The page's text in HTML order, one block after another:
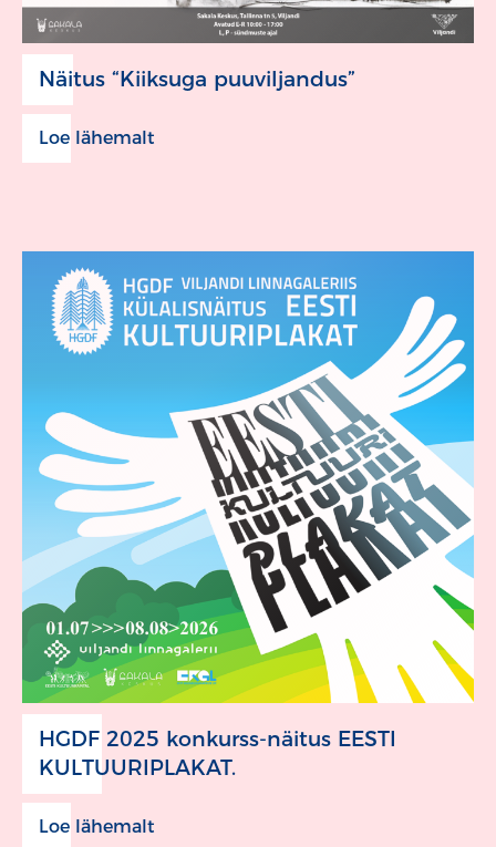
Näitus “Kiiksuga puuviljandus”
Loe lähemalt
HGDF 2025 konkurss-näitus EESTI
KULTUURIPLAKAT.
Loe lähemalt